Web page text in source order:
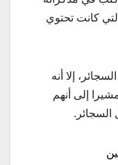
كانت تحتوي
إلا أنه
إلى أنهم
السجائر.